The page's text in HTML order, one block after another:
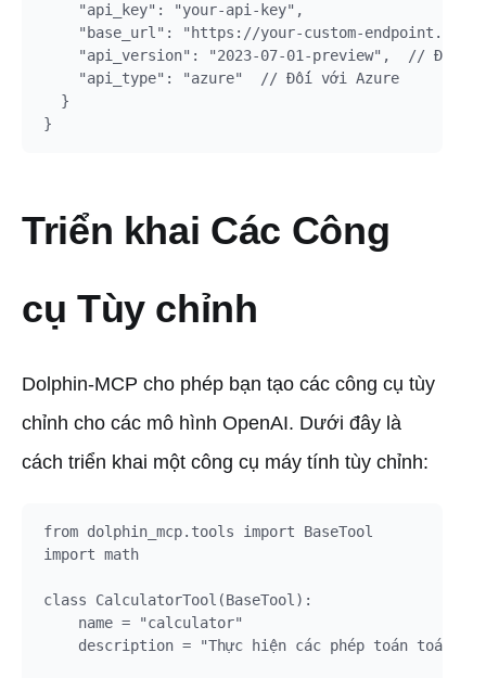
    "api_key": "your-api-key",
"base_url": "https://your-custom-endpoint.com/
"api_version": "2023-07-01-preview",  // Đối
    "api_type": "azure"  // Đối với Azure
  }
Triển khai Các Công
cụ Tùy chỉnh
Dolphin-MCP cho phép bạn tạo các công cụ tùy
chỉnh cho các mô hình OpenAI. Dưới đây là
cách triển khai một công cụ máy tính tùy chỉnh:
from dolphin_mcp.tools import BaseTool
import math
class CalculatorTool(BaseTool):
    name = "calculator"
description = "Thực hiện các phép toán toán